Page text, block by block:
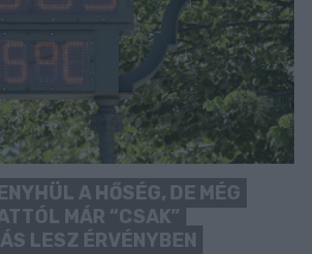
A HŐSÉG, DE MÉG
MÁR “CSAK”
LESZ ÉRVÉNYBEN